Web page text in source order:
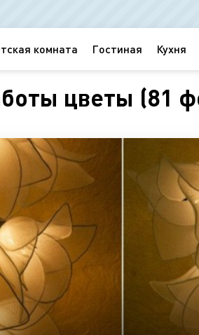
комната Гостиная Кухня
цветы (81